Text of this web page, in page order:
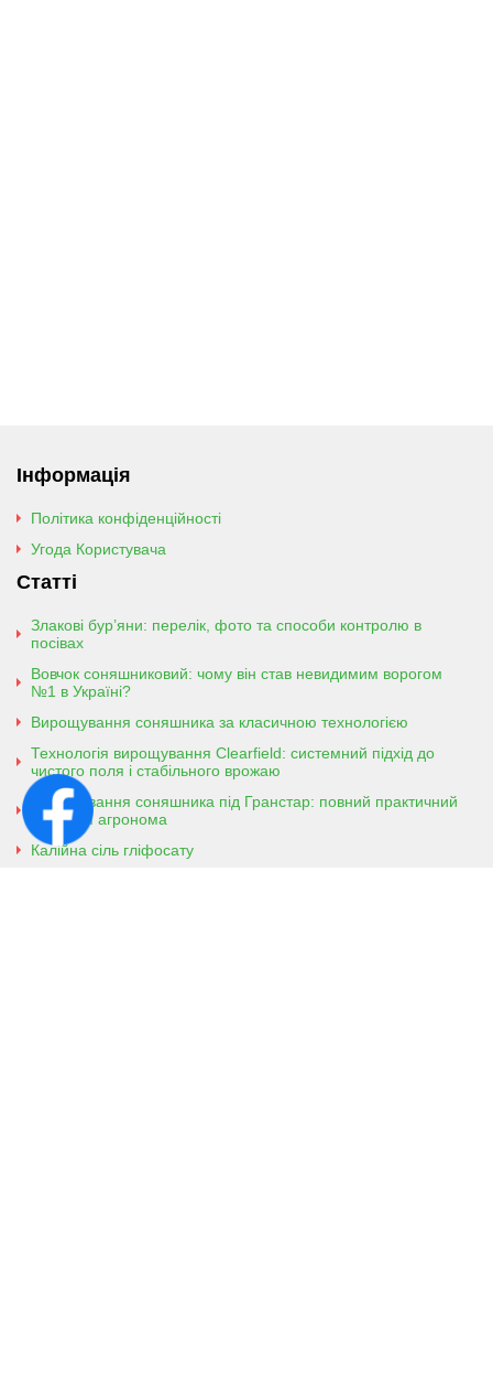
Інформація
Політика конфіденційності
Угода Користувача
Статті
Злакові бур’яни: перелік, фото та способи контролю в
посівах
Вовчок соняшниковий: чому він став невидимим ворогом
№1 в Україні?
Вирощування соняшника за класичною технологією
Технологія вирощування Clearfield: системний підхід до
чистого поля і стабільного врожаю
Вирощування соняшника під Гранстар: повний практичний
гайд для агронома
Калійна сіль гліфосату